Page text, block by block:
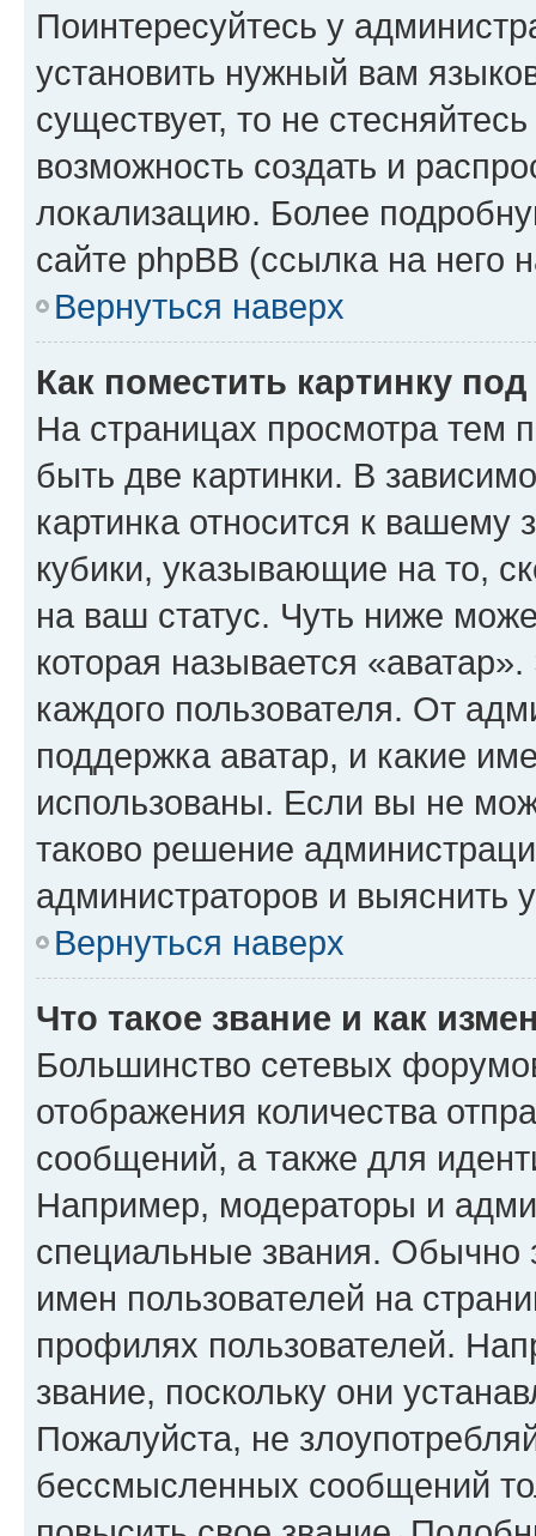
Поинтересуйтесь у
установить нужный вам
существует, то не
возможность создать и
локализацию. Более
сайте phpBB (ссылка на него
Вернуться наверх
Как поместить картинку
На страницах просмотра тем
быть две картинки. В
картинка относится к
кубики, указывающие на то,
на ваш статус. Чуть ниже
которая называется
каждого пользователя. От
поддержка аватар, и какие
использованы. Если вы не
таково решение
администраторов и выяснить
Вернуться наверх
Что такое звание и как
Большинство сетевых
отображения количества
сообщений, а также для
Например, модераторы и
специальные звания. Обычно
имен пользователей на
профилях пользователей.
звание, поскольку они
Пожалуйста, не
бессмысленных сообщений